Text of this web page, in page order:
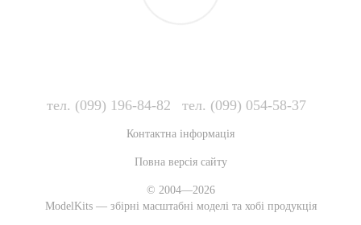
тел. (099) 196-84-82 тел. (099) 054-58-37
Контактна інформація
Повна версія сайту
© 2004—2026
ModelKits — збірні масштабні моделі та хобі продукція